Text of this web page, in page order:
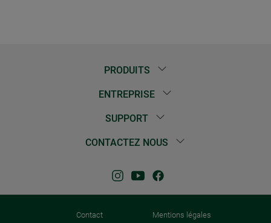
PRODUITS
ENTREPRISE
SUPPORT
CONTACTEZ NOUS
Contact
Mentions légales